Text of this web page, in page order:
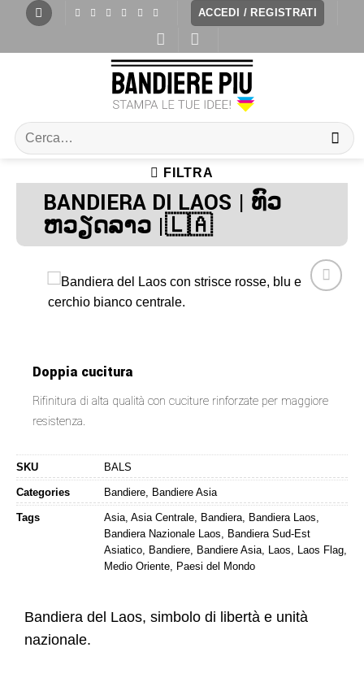
ACCEDI / REGISTRATI
FILTRA
BANDIERA DI LAOS | ທົວ
ຫວຽດລາວ |🇱🇦
Doppia cucitura
Rifinitura di alta qualità con cuciture rinforzate per maggiore
resistenza.
SKU BALS
Categories Bandiere, Bandiere Asia
Tags Asia, Asia Centrale, Bandiera, Bandiera Laos,
Bandiera Nazionale Laos, Bandiera Sud-Est
Asiatico, Bandiere, Bandiere Asia, Laos, Laos Flag,
Medio Oriente, Paesi del Mondo
Bandiera del Laos, simbolo di libertà e unità
nazionale.